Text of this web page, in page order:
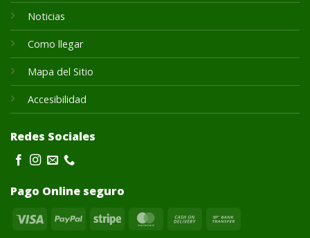
Noticias
Como llegar
Mapa del Sitio
Accesibilidad
Redes Sociales
Pago Online seguro
Visa
PayPal Stripe MasterCard
Cash